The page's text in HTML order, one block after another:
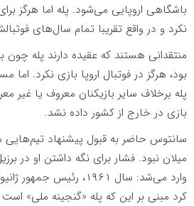
باشگاهی اروپایی می‌شود. پله اما هرگز
نکرد و در واقع تقریبا تمام سال‌های
منتقدانی هستند که عقیده دارند پله
بود، هرگز در فوتبال اروپا بازی نکرد. اما
پله برخلاف سایر بازیکنان معروف یا غیر
بازی در خارج از کشور داده نشد.
سانتوس حاضر به قبول پیشنهاد تیم‌هایی
میلان نبود. فشار برای نگه داشتن او در
وارد می‌شد: سال ۱۹۶۱،
کرد مبنی بر این که پله «گنجینه ملی»